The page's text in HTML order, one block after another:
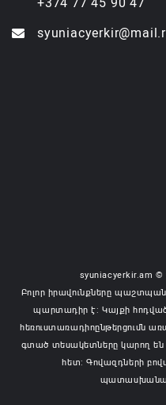
+374 77 45 90 47
syuniacyerkir.am ©
Բոլոր իրավունքները
պարտադիր է: Կայքի
հեռուստառադիոընթերցումն
գտած տեսակետները կարող են
հետ: Գովազդների